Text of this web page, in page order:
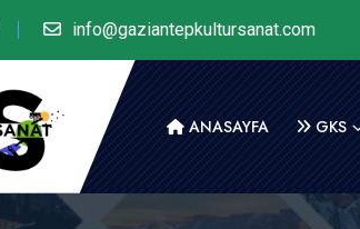
info@gaziantepkultursanat.com
ANASAYFA GKS